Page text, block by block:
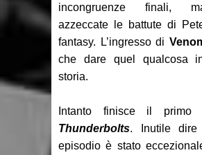
incongruenze finali,
azzeccate le battute di
fantasy. L’ingresso di
che dare quel qualcosa
storia.
Intanto finisce il primo
Thunderbolts. Inutile dire
episodio è stato